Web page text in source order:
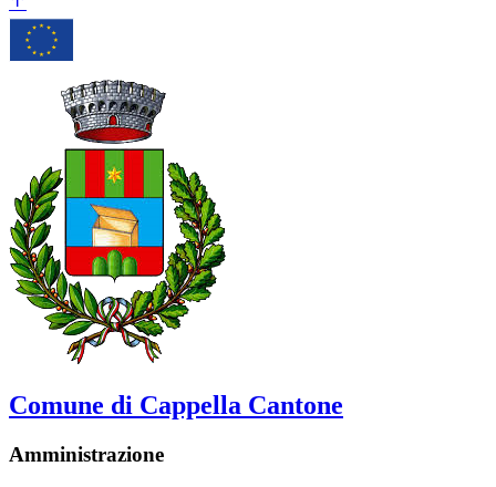
Comune di Cappella Cantone
Amministrazione